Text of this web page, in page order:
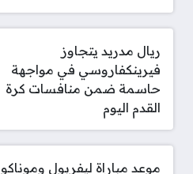
ريال مدريد يتجاوز
فيرينكفاروسي في مواجهة
حاسمة ضمن منافسات كرة
القدم اليوم
موعد مباراة ليفربول وموناكو